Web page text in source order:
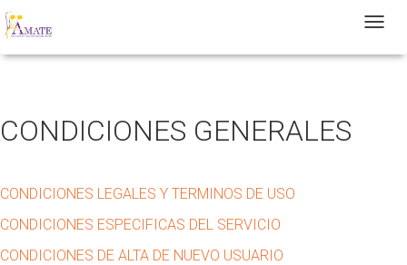
T
CONDICIONES GENERALES
CONDICIONES LEGALES Y TERMINOS DE USO
CONDICIONES ESPECIFICAS DEL SERVICIO
CONDICIONES DE ALTA DE NUEVO USUARIO